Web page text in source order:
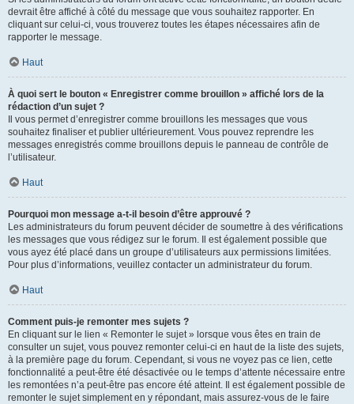
devrait être affiché à côté du message que vous souhaitez rapporter. En
cliquant sur celui-ci, vous trouverez toutes les étapes nécessaires afin de
rapporter le message.
Haut
À quoi sert le bouton « Enregistrer comme brouillon » affiché lors de la
rédaction d’un sujet ?
Il vous permet d’enregistrer comme brouillons les messages que vous
souhaitez finaliser et publier ultérieurement. Vous pouvez reprendre les
messages enregistrés comme brouillons depuis le panneau de contrôle de
l’utilisateur.
Haut
Pourquoi mon message a-t-il besoin d’être approuvé ?
Les administrateurs du forum peuvent décider de soumettre à des vérifications
les messages que vous rédigez sur le forum. Il est également possible que
vous ayez été placé dans un groupe d’utilisateurs aux permissions limitées.
Pour plus d’informations, veuillez contacter un administrateur du forum.
Haut
Comment puis-je remonter mes sujets ?
En cliquant sur le lien « Remonter le sujet » lorsque vous êtes en train de
consulter un sujet, vous pouvez remonter celui-ci en haut de la liste des sujets,
à la première page du forum. Cependant, si vous ne voyez pas ce lien, cette
fonctionnalité a peut-être été désactivée ou le temps d’attente nécessaire entre
les remontées n’a peut-être pas encore été atteint. Il est également possible de
remonter le sujet simplement en y répondant, mais assurez-vous de le faire